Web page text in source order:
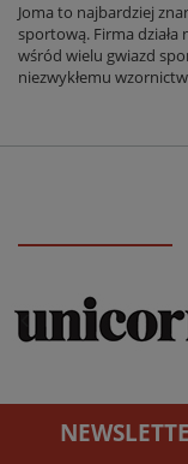
Joma to najbardziej
sportową. Firma działa
wśród wielu gwiazd
niezwykłemu